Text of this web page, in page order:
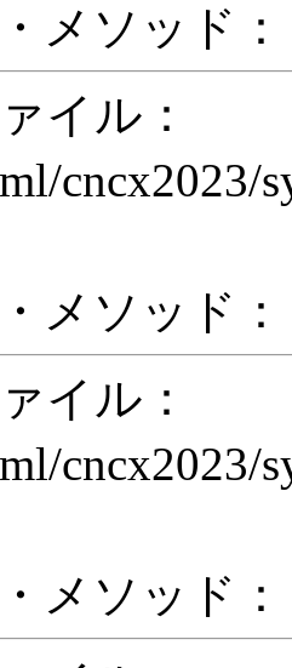
メソッド：
イル：
cncx2023/
メソッド：
イル：
cncx2023/
メソッド：